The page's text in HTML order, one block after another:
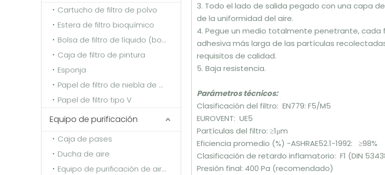
Cartucho de filtro de polvo
Estera de filtro bioquímico
Bolsa de filtro de líquido (bolsa desengrasante)
Caja de filtro de pintura
Esponja
Papel de filtro de niebla de pintura de rejilla multicapa
Papel de filtro tipo V
Equipo de purificación
Caja de pases
Ducha de aire
Equipo de purificación de aire fresco
3. Todo el lado de salida pegado con una capa
de la uniformidad del aire.
4. Pegue un medio totalmente penetrante,
adhesiva más larga de las partículas
requisitos de calidad.
5. Baja resistencia.
Parámetros técnicos:
Clasificación del filtro: EN779: F5/M5
EUROVENT: UE5
Partículas del filtro: ≥1μm
Eficiencia promedio (%) -ASHRAE52.1-1992: ≥98%
Clasificación de retardo inflamatorio: F1 (DIN
Presión final: 400 Pa (recomendado)